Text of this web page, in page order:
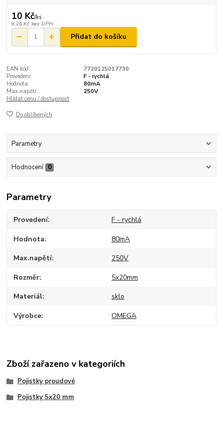
10 Kč/ks
8,26 Kč bez DPH
Přidat do košíku
EAN kód:
7720125017730
Provedení:
F - rychlá
Hodnota:
80mA
Max.napětí:
250V
Hlídat cenu / dostupnost
Do oblíbených
Parametry
Hodnocení 0
Parametry
Provedení F - rychlá
Hodnota 80mA
Max.napětí 250V
Rozměr 5x20mm
Materiál sklo
Výrobce OMEGA
Zboží zařazeno v kategoriích
Pojistky proudové
Pojistky 5x20 mm